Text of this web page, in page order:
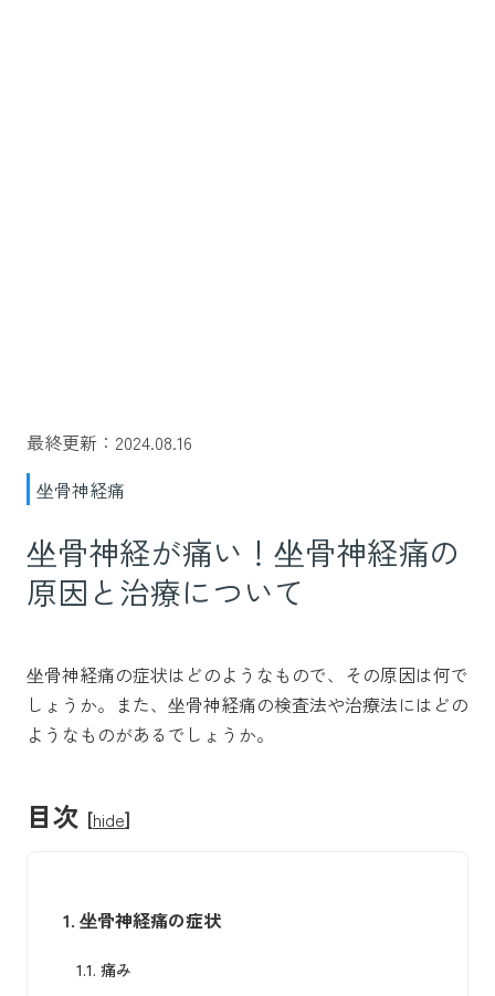
最終更新：2024.08.16
坐骨神経痛
坐骨神経が痛い！坐骨神経痛の
原因と治療について
坐骨神経痛の症状はどのようなもので、その原因は何で
しょうか。また、坐骨神経痛の検査法や治療法にはどの
ようなものがあるでしょうか。
目次 [hide]
1. 坐骨神経痛の症状
1.1. 痛み